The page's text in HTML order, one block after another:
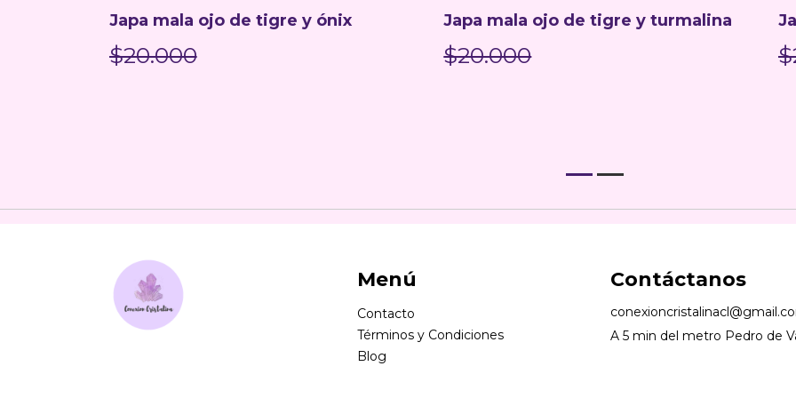
Japa mala ojo de tigre y ónix
$20.000
Japa mala ojo de tigre y turmalina
$20.000
Menú
Contacto
Términos y Condiciones
Blog
Contáctanos
A 5 min del metro Pedro de